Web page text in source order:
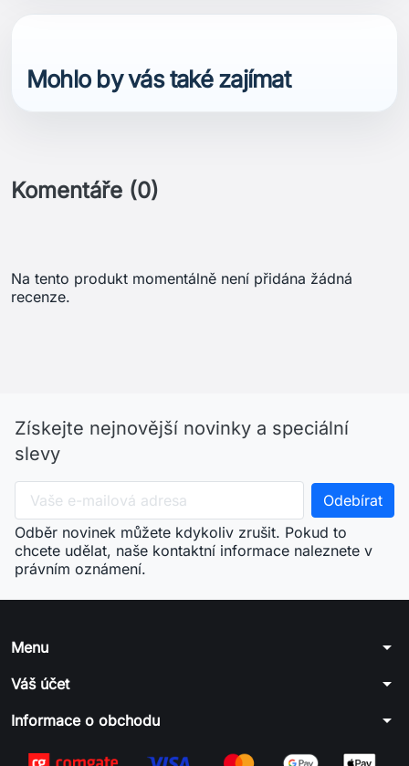
Mohlo by vás také zajímat
Komentáře (0)
Na tento produkt momentálně není přidána žádná
recenze.
Získejte nejnovější novinky a speciální
slevy
Odběr novinek můžete kdykoliv zrušit. Pokud to
chcete udělat, naše kontaktní informace naleznete v
právním oznámení.
Menu arrow_drop_down
Váš účet arrow_drop_down
Informace o obchodu arrow_drop_down